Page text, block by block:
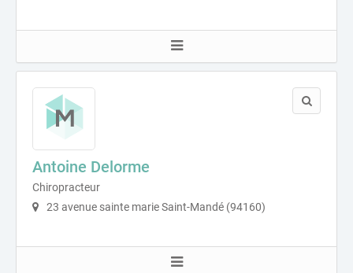
Antoine Delorme
Chiropracteur
23 avenue sainte marie Saint-Mandé (94160)